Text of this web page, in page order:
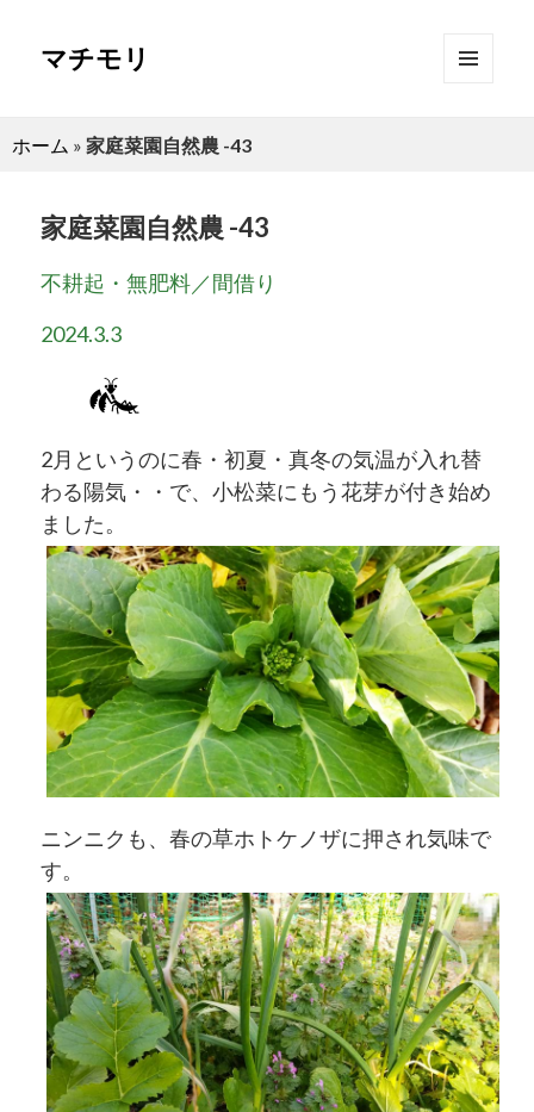
マチモリ
ホーム » 家庭菜園自然農 -43
家庭菜園自然農 -43
不耕起・無肥料／間借り
2024.3.3
2月というのに春・初夏・真冬の気温が入れ替
わる陽気・・で、小松菜にもう花芽が付き始め
ました。
ニンニクも、春の草ホトケノザに押され気味で
す。